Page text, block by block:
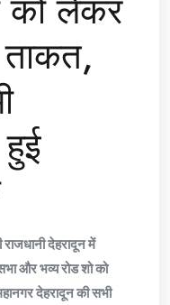
देहरादून में
और भव्य रोड शो को
देहरादून की सभी